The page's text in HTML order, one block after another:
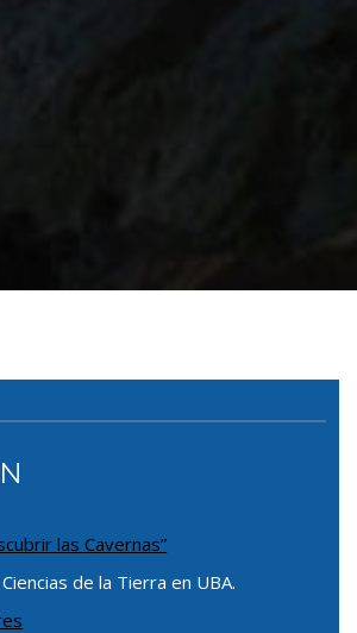
las Cavernas”
de la Tierra en UBA.